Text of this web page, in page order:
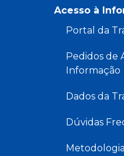
Acesso à
Portal da
Pedidos de
Informação
Dados da
Dúvidas